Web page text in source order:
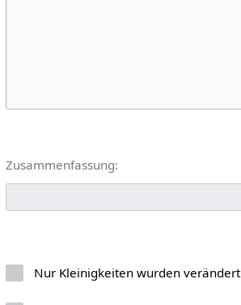
Zusammenfassung:
Nur Kleinigkeiten wurden verändert